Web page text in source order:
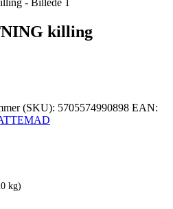
killing
(SKU): 5705574990898 EAN:
kg)